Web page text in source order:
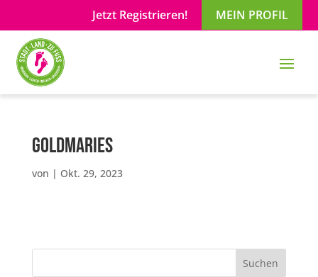
Jetzt Registrieren! MEIN PROFIL
Goldmaries
von | Okt. 29, 2023
Suchen